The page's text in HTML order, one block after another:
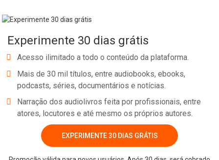
imaginação para enfrentar uma série de dificuldades, sem perder
Burnett lançou A princesinha, que se tornou um clássico da
Experimente 30 dias grátis
Acesso ilimitado a todo o conteúdo da plataforma.
Mais de 30 mil títulos, entre audiobooks, ebooks,
podcasts, séries, documentários e notícias.
Narração dos audiolivros feita por profissionais, entre
atores, locutores e até mesmo os próprios autores.
EXPERIMENTE 30 DIAS GRÁTIS